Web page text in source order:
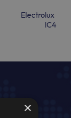
Electrolux
×